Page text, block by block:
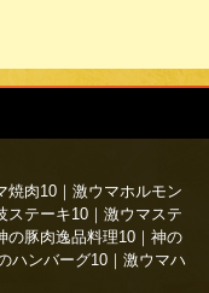
焼肉10 ｜ 激ウマホルモン
ステーキ10 ｜ 激ウマステ
の豚肉逸品料理10 ｜ 神の
ハンバーグ10 ｜ 激ウマハ